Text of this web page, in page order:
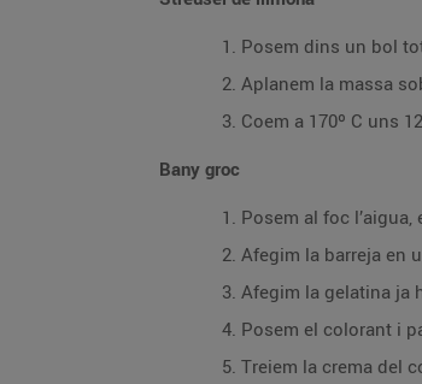
Posem dins un bol
Aplanem la massa
Coem a 170º C uns
Bany groc
Posem al foc
Afegim la barreja en
Afegim la gelatina ja
Posem el colorant i
Treiem la crema del